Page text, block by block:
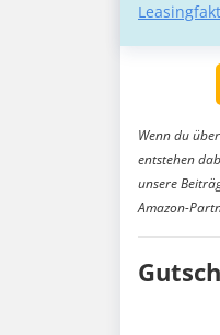
Wenn du
entstehen
unsere
Amazon-